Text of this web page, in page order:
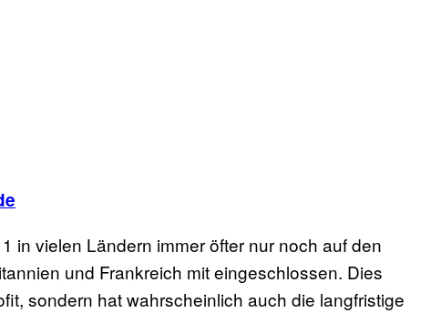
in vielen Ländern immer öfter nur noch auf den
und Frankreich mit eingeschlossen. Dies
sondern hat wahrscheinlich auch die langfristige